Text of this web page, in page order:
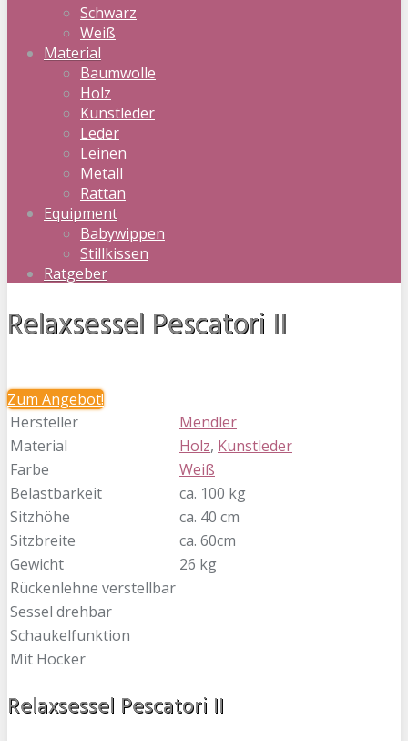
Schwarz
Weiß
Material
Baumwolle
Holz
Kunstleder
Leder
Leinen
Metall
Rattan
Equipment
Babywippen
Stillkissen
Ratgeber
Relaxsessel Pescatori II
Zum Angebot!
Hersteller
Mendler
Material
Holz, Kunstleder
Farbe
Weiß
Belastbarkeit
ca. 100 kg
Sitzhöhe
ca. 40 cm
Sitzbreite
ca. 60cm
Gewicht
26 kg
Rückenlehne verstellbar
Sessel drehbar
Schaukelfunktion
Mit Hocker
Relaxsessel Pescatori II